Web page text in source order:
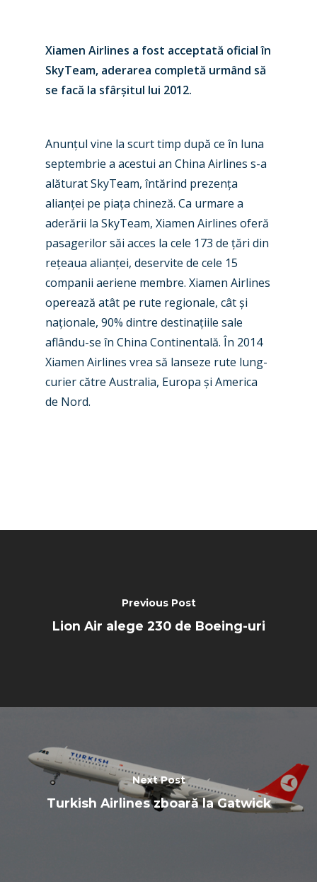
Xiamen Airlines a fost acceptată oficial în
SkyTeam, aderarea completă urmând să
se facă la sfârșitul lui 2012.
Anunțul vine la scurt timp după ce în luna
septembrie a acestui an China Airlines s-a
alăturat SkyTeam, întărind prezența
alianței pe piața chineză. Ca urmare a
aderării la SkyTeam, Xiamen Airlines oferă
pasagerilor săi acces la cele 173 de țări din
rețeaua alianței, deservite de cele 15
companii aeriene membre. Xiamen Airlines
operează atât pe rute regionale, câtși
naționale, 90% dintre destinațiile sale
aflându-se în China Continentală. În 2014
Xiamen Airlines vrea să lanseze rute lung-
curier către Australia, Europa și America
de Nord.
Previous Post
Lion Air alege 230 de Boeing-uri
Next Post
Turkish Airlines zboară la Gatwick
New Routes
Industry
Accidents / Incidents
Airshows
Dubai 2025
Paris 2025
Farnborough 2024
Paris 2023
Farnborough 2022
Business Jets
Military
Trip Reports
Marketplace